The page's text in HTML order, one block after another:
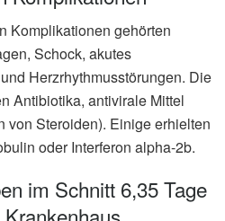
Komplikationen gehörten
Schock, akutes
Herzrhythmusstörungen. Die
Antibiotika, antivirale Mittel
von Steroiden). Einige erhielten
oder Interferon alpha-2b.
im Schnitt 6,35 Tage